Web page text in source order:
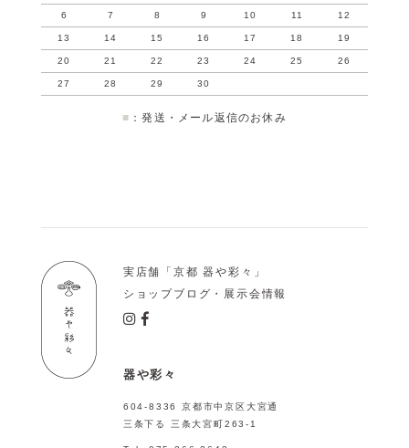
6 7 8 9 10 11 12
13 14 15 16 17 18 19
20 21 22 23 24 25 26
27 28 29 30
■ ：発送・メール返信のお休み
実店舗「京都 器や彩々」
ショップブログ・展示会情報
器や彩々
604-8336 京都市中京区大宮通
三条下る 三条大宮町263-1